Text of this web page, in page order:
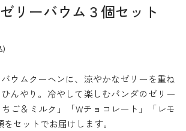
リーバウム３個セット
)
ウムクーヘンに、涼やかなゼリーを重ね
んやり。冷やして楽しむパンダのゼリー
ご＆ミルク」「Wチョコレート」「レモ
セットでお届けします。